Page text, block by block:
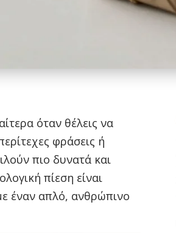
όταν θέλεις να
φράσεις ή
πιο δυνατά και
πίεση είναι
έναν απλό, ανθρώπινο